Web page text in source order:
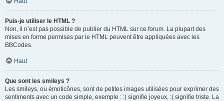
Puis-je utiliser le HTML ?
Non, il n’est pas possible de publier du HTML sur ce forum. La plupart des
mises en forme permises par le HTML peuvent être appliquées avec les
BBCodes.
Haut
Que sont les smileys ?
Les smileys, ou émoticônes, sont de petites images utilisées pour exprimer des
sentiments avec un code simple, exemple : :) signifie joyeux, :( signifie triste. La